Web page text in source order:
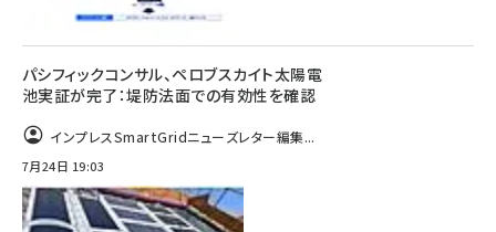
パシフィックコンサル、ペロブスカイト太陽電
池実証が完了：堤防法面での有効性を確認
インプレスSmartGridニューズレター編集...
7月24日 19:03